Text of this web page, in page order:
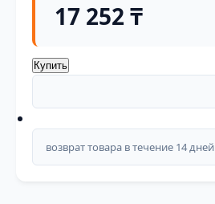
17 252 ₸
Купить
возврат товара в течение 14 дней